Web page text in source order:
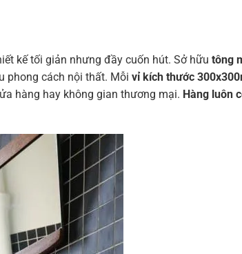
kế tối giản nhưng đầy cuốn hút. Sở hữu tông
phong cách nội thất. Mỗi vỉ kích thước
hàng hay không gian thương mại. Hàng luôn